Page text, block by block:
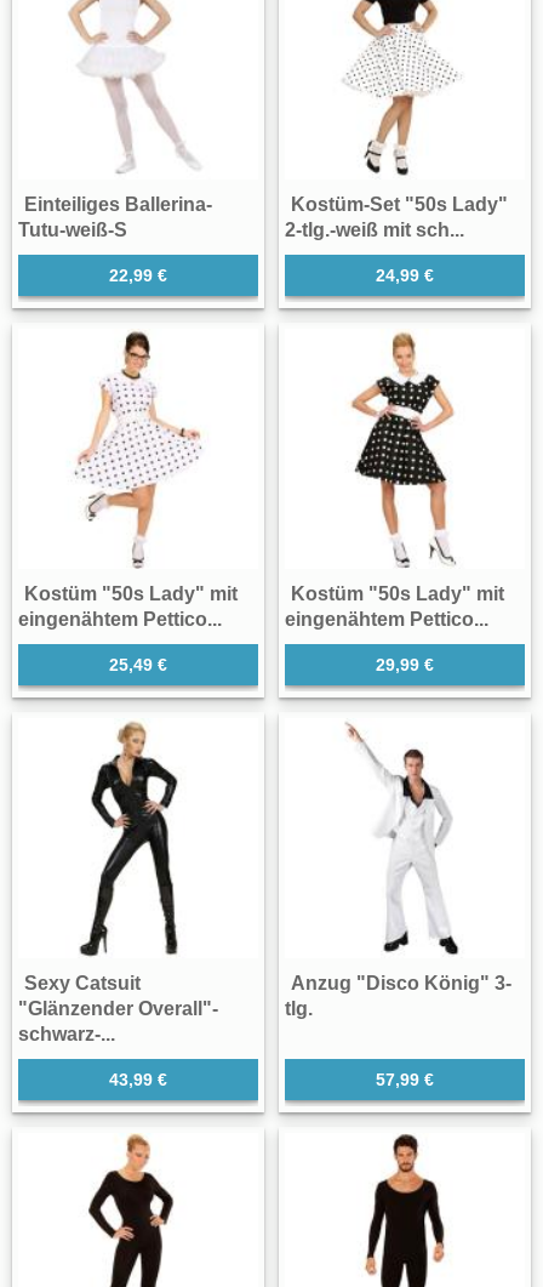
Einteiliges Ballerina-
Tutu-weiß-S
22,99 €
Kostüm-Set "50s Lady"
2-tlg.-weiß mit sch...
24,99 €
Kostüm "50s Lady" mit
eingenähtem Pettico...
25,49 €
Kostüm "50s Lady" mit
eingenähtem Pettico...
29,99 €
Sexy Catsuit
"Glänzender Overall"-
schwarz-...
43,99 €
Anzug "Disco König" 3-
tlg.
57,99 €